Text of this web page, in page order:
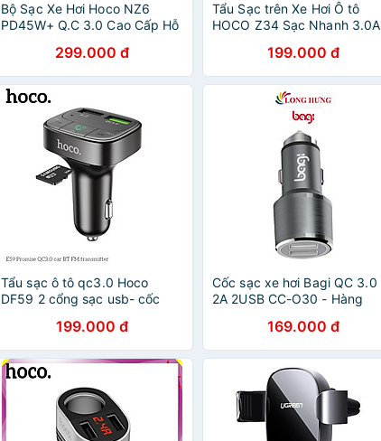
Bộ Sạc Xe Hơi Hoco NZ6
PD45W+ Q.C 3.0 Cao Cấp Hỗ
Hàng Chính Hãng
299.000 đ
Tẩu Sạc trên Xe Hơi Ô tô
HOCO Z34 Sạc Nhanh 3.0A
199.000 đ
Tẩu sạc ô tô qc3.0 Hoco
DF59 2 cổng sạc usb- cốc
nhạc FM hỗ trợ thẻ nhớ cho xe
hơi - hàng chính hãng
199.000 đ
Cốc sạc xe hơi Bagi QC 3.0
2A 2USB CC-O30 - Hàng
169.000 đ